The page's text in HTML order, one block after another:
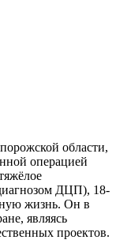
области,
операцией
ДЦП), 18-
жизнь. Он в
являясь
проектов.